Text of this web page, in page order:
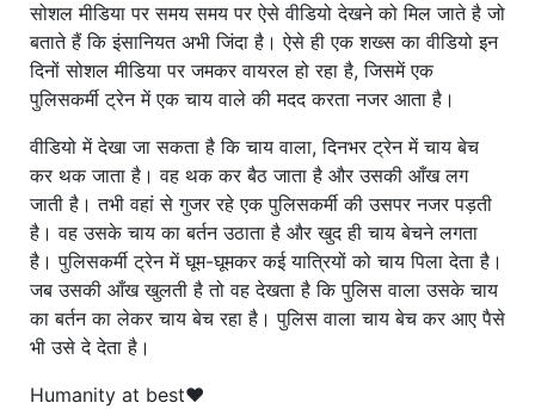
सोशल मीडिया पर समय समय पर ऐसे वीडियो देखने को मिल जाते है जो
बताते हैं कि इंसानियत अभी जिंदा है। ऐसे ही एक शख्स का वीडियो इन
दिनों सोशल मीडिया पर जमकर वायरल हो रहा है, जिसमें एक
पुलिसकर्मी ट्रेन में एक चाय वाले की मदद करता नजर आता है।
वीडियो में देखा जा सकता है कि चाय वाला, दिनभर ट्रेन में चाय बेच
कर थक जाता है। वह थक कर बैठ जाता है और उसकी आँख लग
जाती है। तभी वहां से गुजर रहे एक पुलिसकर्मी की उसपर नजर पड़ती
है। वह उसके चाय का बर्तन उठाता है और खुद ही चाय बेचने लगता
है। पुलिसकर्मी ट्रेन में घूम-घूमकर कई यात्रियों को चाय पिला देता है।
जब उसकी आँख खुलती है तो वह देखता है कि पुलिस वाला उसके चाय
का बर्तन का लेकर चाय बेच रहा है। पुलिस वाला चाय बेच कर आए पैसे
भी उसे दे देता है।
Humanity at best❤️